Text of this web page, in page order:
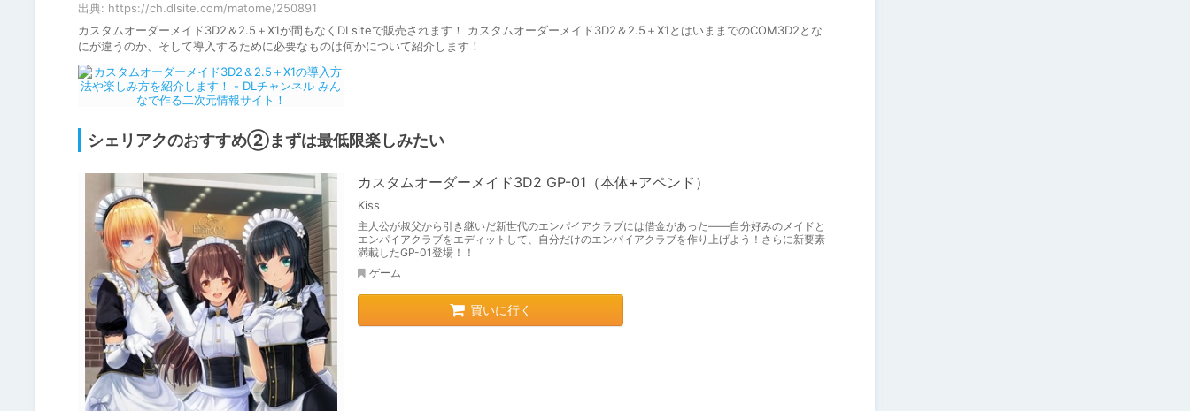
出典: https://ch.dlsite.com/matome/250891
カスタムオーダーメイド3D2＆2.5＋X1が間もなくDLsiteで販売されます！ カスタムオーダーメイド3D2＆2.5＋X1とはいままでのCOM3D2とな
にが違うのか、そして導入するために必要なものは何かについて紹介します！
シェリアクのおすすめ②まずは最低限楽しみたい
カスタムオーダーメイド3D2 GP-01（本体+アペンド）
Kiss
主人公が叔父から引き継いだ新世代のエンパイアクラブには借金があった――自分好みのメイドと
エンパイアクラブをエディットして、自分だけのエンパイアクラブを作り上げよう！さらに新要素
満載したGP-01登場！！
ゲーム
買いに行く